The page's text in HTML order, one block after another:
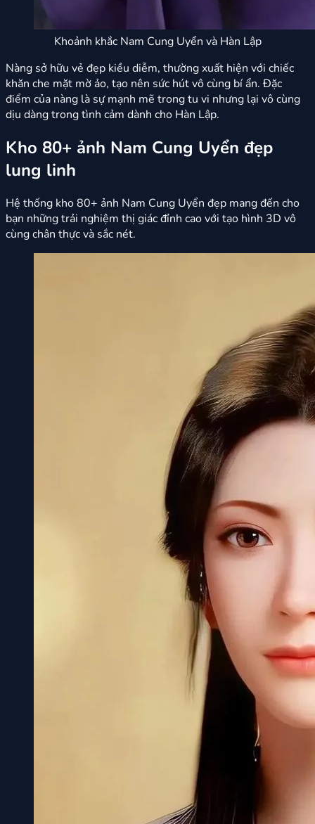
Khoảnh khắc Nam Cung Uyển và Hàn Lập
Nàng sở hữu vẻ đẹp kiều diễm, thường xuất hiện với chiếc
khăn che mặt mờ ảo, tạo nên sức hút vô cùng bí ẩn. Đặc
điểm của nàng là sự mạnh mẽ trong tu vi nhưng lại vô cùng
dịu dàng trong tình cảm dành cho Hàn Lập.
Kho 80+ ảnh Nam Cung Uyển đẹp
lung linh
Hệ thống kho 80+ ảnh Nam Cung Uyển đẹp mang đến cho
bạn những trải nghiệm thị giác đỉnh cao với tạo hình 3D vô
cùng chân thực và sắc nét.